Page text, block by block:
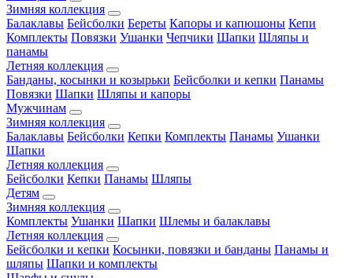
Зимняя коллекция
Балаклавы Бейсболки Береты Капоры и капюшоны Кепи
Комплекты Повязки Ушанки Чепчики Шапки Шляпы и
панамы
Летняя коллекция
Банданы, косынки и козырьки Бейсболки и кепки Панамы
Повязки Шапки Шляпы и капоры
Мужчинам
Зимняя коллекция
Балаклавы Бейсболки Кепки Комплекты Панамы Ушанки
Шапки
Летняя коллекция
Бейсболки Кепки Панамы Шляпы
Детям
Зимняя коллекция
Комплекты Ушанки Шапки Шлемы и балаклавы
Летняя коллекция
Бейсболки и кепки Косынки, повязки и банданы Панамы и
шляпы Шапки и комплекты